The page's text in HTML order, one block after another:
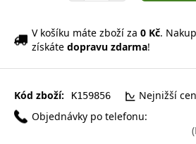
V košíku máte zboží za 0 Kč.
získáte dopravu zdarma!
Kód zboží: K159856
Nejnižší
Objednávky po telefonu: